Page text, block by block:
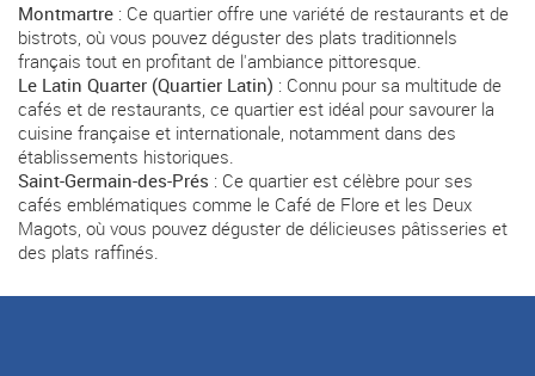
Montmartre : Ce quartier offre une variété de restaurants et de
bistrots, où vous pouvez déguster des plats traditionnels
français tout en profitant de l'ambiance pittoresque.
Le Latin Quarter (Quartier Latin) : Connu pour sa multitude de
cafés et de restaurants, ce quartier est idéal pour savourer la
cuisine française et internationale, notamment dans des
établissements historiques.
Saint-Germain-des-Prés : Ce quartier est célèbre pour ses
cafés emblématiques comme le Café de Flore et les Deux
Magots, où vous pouvez déguster de délicieuses pâtisseries et
des plats raffinés.